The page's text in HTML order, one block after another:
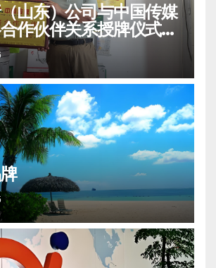
山东）公司与中国传媒
作伙伴关系授牌仪式在
办